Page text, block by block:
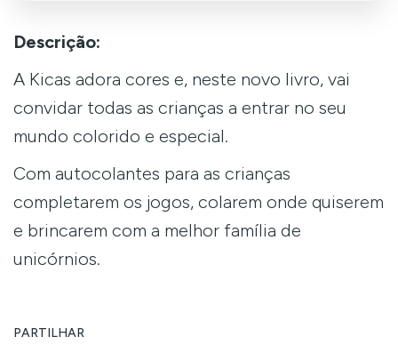
Descrição:
A Kicas adora cores e, neste novo livro, vai
convidar todas as crianças a entrar no seu
mundo colorido e especial.
Com autocolantes para as crianças
completarem os jogos, colarem onde quiserem
e brincarem com a melhor família de
unicórnios.
PARTILHAR